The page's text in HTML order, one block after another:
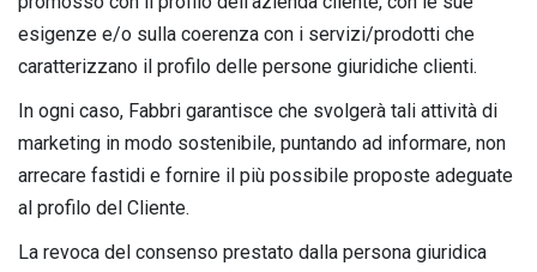
esigenze e/o sulla coerenza con i servizi/prodotti che
caratterizzano il profilo delle persone giuridiche clienti.
In ogni caso, Fabbri garantisce che svolgerà tali attività di
marketing in modo sostenibile, puntando ad informare, non
arrecare fastidi e fornire il più possibile proposte adeguate
al profilo del Cliente.
La revoca del consenso prestato dalla persona giuridica